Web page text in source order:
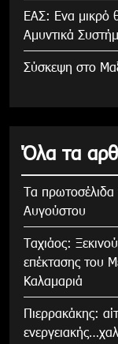
ΕΑΣ: Ενα μικρό
Αμυντικά
Σύσκεψη στο
Όλα τα
Τα
Αυγούστου
Tαχιάος:
επέκτασης του
Καλαμαριά
Πιερρακάκης: